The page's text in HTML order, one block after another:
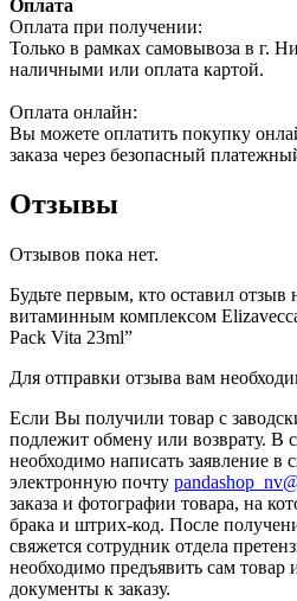
Оплата
Оплата при получении:
Только в рамках самовывоза в г.
наличными или оплата картой.
Оплата онлайн:
Вы можете оплатить покупку
заказа через безопасный
Отзывы
Отзывов пока нет.
Будьте первым, кто оставил отзыв
витаминным комплексом
Pack Vita 23ml”
Для отправки отзыва вам
Если Вы получили товар с
подлежит обмену или возврату. В
необходимо написать заявление в
электронную почту
заказа и фотографии товара, на
брака и штрих-код. После
свяжется сотрудник отдела
необходимо предъявить сам товар
документы к заказу.